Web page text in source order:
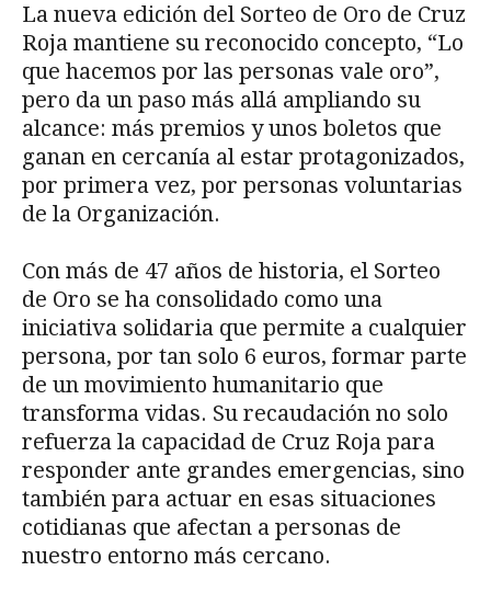
La nueva edición del Sorteo de Oro de Cruz
Roja mantiene su reconocido concepto, “Lo
que hacemos por las personas vale oro”,
pero da un paso más allá ampliando su
alcance: más premios y unos boletos que
ganan en cercanía al estar protagonizados,
por primera vez, por personas voluntarias
de la Organización.
Con más de 47 años de historia, el Sorteo
de Oro se ha consolidado como una
iniciativa solidaria que permite a cualquier
persona, por tan solo 6 euros, formar parte
de un movimiento humanitario que
transforma vidas. Su recaudación no solo
refuerza la capacidad de Cruz Roja para
responder ante grandes emergencias, sino
también para actuar en esas situaciones
cotidianas que afectan a personas de
nuestro entorno más cercano.